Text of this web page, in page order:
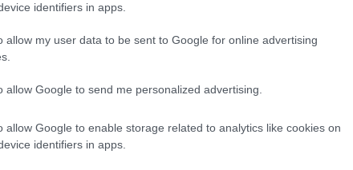
identifiers in apps.
allow my user data to be sent to Google for online advertising
allow Google to send me personalized advertising.
allow Google to enable storage related to analytics like cookies on
identifiers in apps.